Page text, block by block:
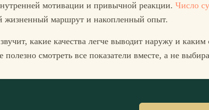
мотивации и привычной реакции. Число
жизненный маршрут и накопленный опыт.
какие качества легче выводит наружу и
смотреть все показатели вместе, а не